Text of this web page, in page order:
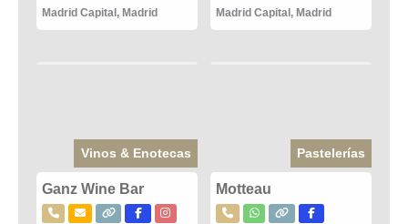
Madrid Capital , Madrid
Madrid Capital , Madrid
Vinos & Enotecas
Ganz Wine Bar
Pastelerías
Motteau